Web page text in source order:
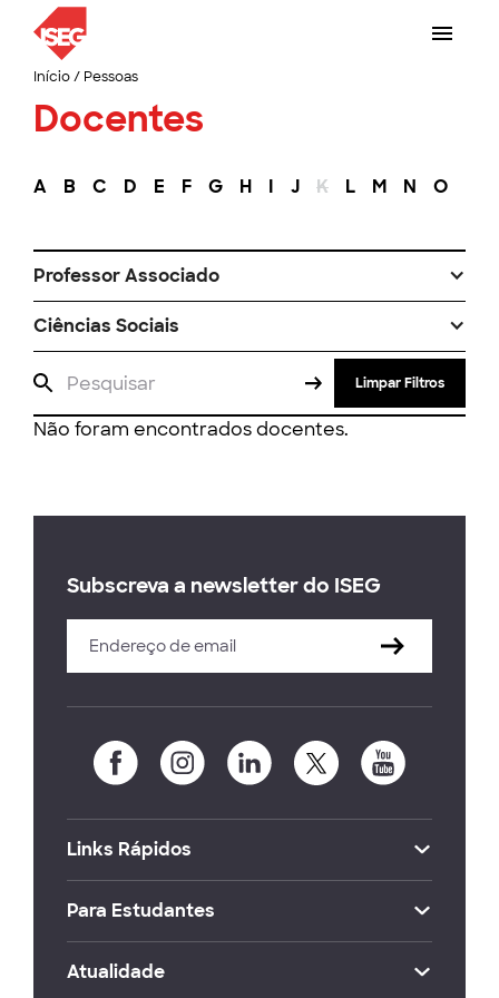
Início/ Pessoas
Docentes
A B C D E F G H I J K L M N O
Professor Associado
Ciências Sociais
Limpar Filtros
Não foram encontrados docentes.
Subscreva a newsletter do ISEG
Links Rápidos
Para Estudantes
Atualidade